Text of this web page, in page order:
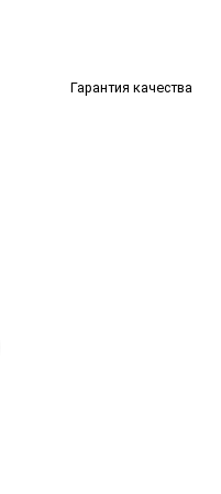
Гарантия качества